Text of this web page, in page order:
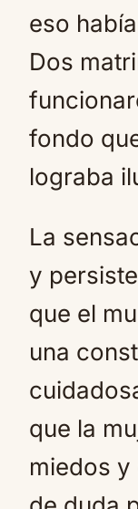
eso
Dos
fondo
lograba
La
y
que el
una
que la
miedos